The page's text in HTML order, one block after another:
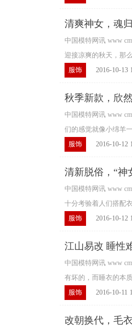
清爽神女，魂
中国模特网讯 www
迎接凉爽的秋天，那
服饰
2016-10-13
秋季新款，欣
中国模特网讯 www
们的感觉就像小绵羊
服饰
2016-10-12
清新脱俗，“神
中国模特网讯 www
十分考验着人们搭配
服饰
2016-10-12
江山易改 睡性
中国模特网讯 www
有坏的，而睡衣的本
服饰
2016-10-11
改朝换代，毛